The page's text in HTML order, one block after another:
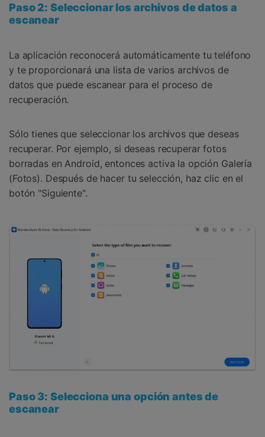
Paso 2: Seleccionar los archivos de datos a
escanear
La aplicación reconocerá automáticamente tu teléfono
y te proporcionará una lista de varios archivos de
datos que puede escanear para el proceso de
recuperación.
Sólo tienes que seleccionar los archivos que deseas
recuperar. Por ejemplo, si deseas recuperar fotos
borradas en Android, entonces activa la opción Galería
(Fotos). Después de hacer tu selección, haz clic en el
botón "Siguiente".
Paso 3: Selecciona una opción antes de
escanear